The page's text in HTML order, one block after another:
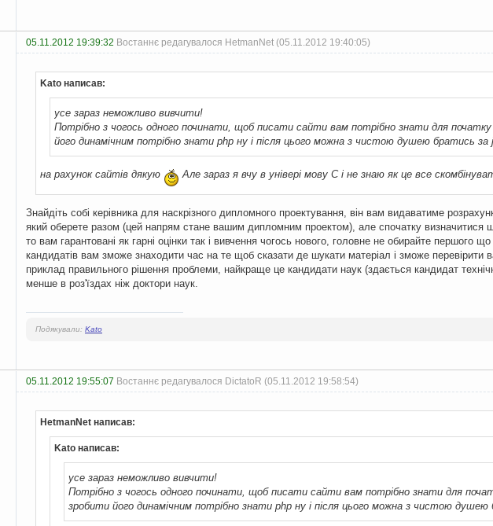
05.11.2012 19:39:32 Востаннє редагувалося HetmanNet (05.11.2012 19:40:05)
Kato написав:
усе зараз неможливо вивчити!
Потрібно з чогось одного починати, щоб писати сайти вам потрібно знати для
його динамічним потрібно знати php ну і після цього можна з чистою душею братись за
на рахунок сайтів дякую Але зараз я вчу в універі мову С і не знаю як це все
Знайдіть собі керівника для наскрізного дипломного проектування, він вам видаватиме
який оберете разом (цей напрям стане вашим дипломним проектом), але спочатку
то вам гарантовані як гарні оцінки так і вивчення чогось нового, головне не обирайте першого
кандидатів вам зможе знаходити час на те щоб сказати де шукати матеріал і зможе перевірити
приклад правильного рішення проблеми, найкраще це кандидати наук (здається кандидат
менше в роз'їздах ніж доктори наук.
Подякували: Kato
05.11.2012 19:55:07 Востаннє редагувалося DictatoR (05.11.2012 19:58:54)
HetmanNet написав:
Kato написав:
усе зараз неможливо вивчити!
Потрібно з чогось одного починати, щоб писати сайти вам потрібно знати для
зробити його динамічним потрібно знати php ну і після цього можна з чистою душею